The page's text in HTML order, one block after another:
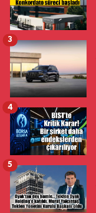
3
4
5